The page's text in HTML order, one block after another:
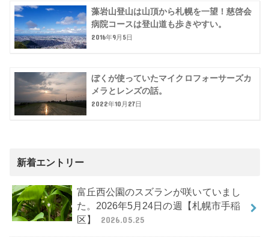
藻岩山登山は山頂から札幌を一望！慈啓会
病院コースは登山道も歩きやすい。
2016年9月5日
ぼくが使っていたマイクロフォーサーズカ
メラとレンズの話。
2022年10月27日
新着エントリー
富丘西公園のスズランが咲いていまし
た。2026年5月24日の週【札幌市手稲
区】
2026.05.25